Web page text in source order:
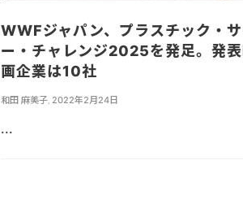
WWFジャパン、プラスチック・
ー・チャレンジ2025を発足。発
画企業は10社
和田 麻美子 2022年2月24日
...